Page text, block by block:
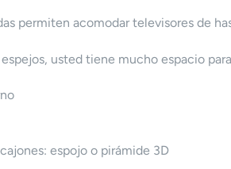
permiten acomodar televisores de
usted tiene mucho espacio
espojo o pirámide 3D